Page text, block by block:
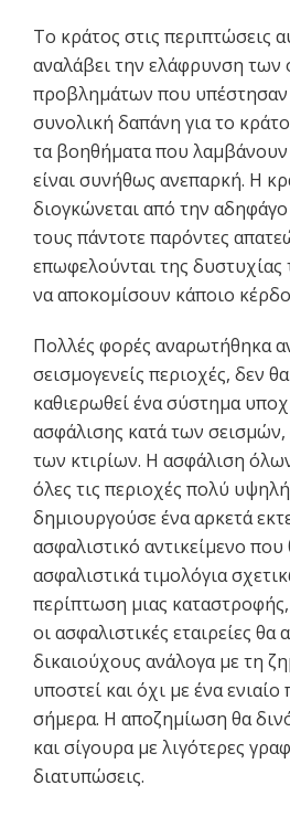
Το κράτος στις περιπτώσεις
αναλάβει την ελάφρυνση των
προβλημάτων που υπέστησαν
συνολική δαπάνη για το
τα βοηθήματα που
είναι συνήθως ανεπαρκή. Η
διογκώνεται από την αδηφάγο
τους πάντοτε παρόντες
επωφελούνται της
να αποκομίσουν κάποιο
Πολλές φορές αναρωτήθηκα
σεισμογενείς περιοχές, δεν
καθιερωθεί ένα σύστημα
ασφάλισης κατά των
των κτιρίων. Η ασφάλιση
όλες τις περιοχές πολύ
δημιουργούσε ένα αρκετά
ασφαλιστικό αντικείμενο
ασφαλιστικά τιμολόγια
περίπτωση μιας
οι ασφαλιστικές εταιρείες
δικαιούχους ανάλογα με τη
υποστεί και όχι με ένα
σήμερα. Η αποζημίωση θα
και σίγουρα με λιγότερες
διατυπώσεις.